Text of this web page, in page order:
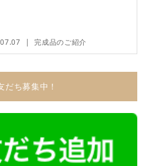
完成品のご紹介
ち募集中！